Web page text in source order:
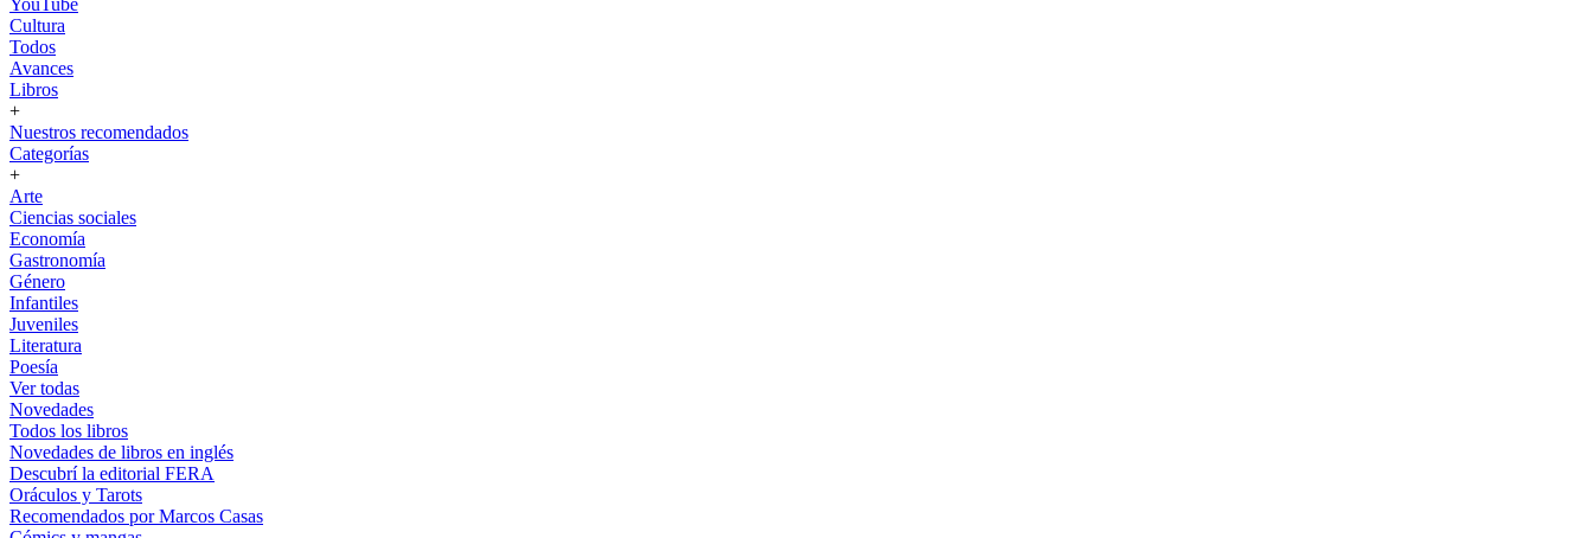
YouTube
Cultura
Todos
Avances
Libros
+
Nuestros recomendados
Categorías
+
Arte
Ciencias sociales
Economía
Gastronomía
Género
Infantiles
Juveniles
Literatura
Poesía
Ver todas
Novedades
Todos los libros
Novedades de libros en inglés
Descubrí la editorial FERA
Oráculos y Tarots
Recomendados por Marcos Casas